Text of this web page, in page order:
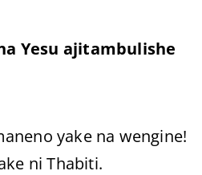
Yesu ajitambulishe
yake na wengine!
ni Thabiti.